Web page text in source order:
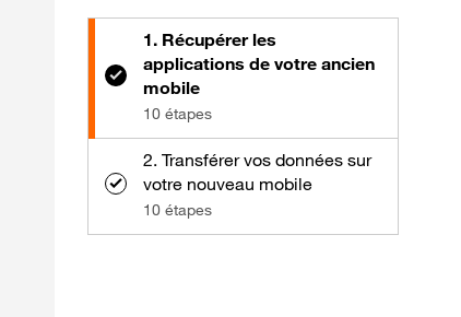
1. Récupérer les
applications de votre ancien
mobile
10 étapes
2. Transférer vos données sur
votre nouveau mobile
10 étapes